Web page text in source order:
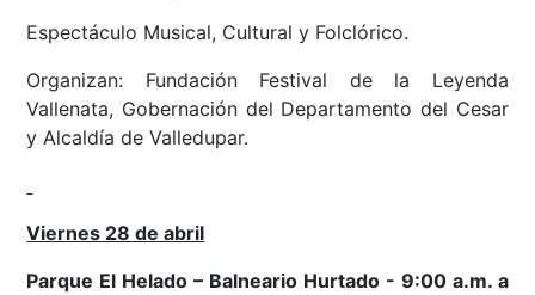
Espectáculo Musical, Cultural y Folclórico.
Organizan: Fundación Festival de la Leyenda
Vallenata, Gobernación del Departamento del Cesar
y Alcaldía de Valledupar.
Viernes 28 de abril
Parque El Helado – Balneario Hurtado - 9:00 a.m. a